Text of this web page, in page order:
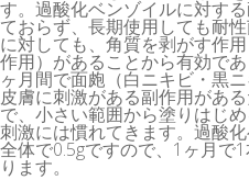
す。過酸化ベンゾイルに対す
ておらず、長期使用しても耐
に対しても、角質を剥がす作
作用）があることから有効で
ヶ月間で面皰（白ニキビ・黒ニ
皮膚に刺激がある副作用があ
で、小さい範囲から塗りはじ
刺激には慣れてきます。過酸
全体で0.5gですので、1ヶ月で
ります。